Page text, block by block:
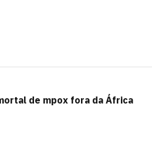
de mpox fora da África